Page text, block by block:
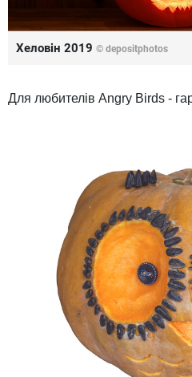
Хеловін 2019 © depositphotos
Для любителів Angry Birds -